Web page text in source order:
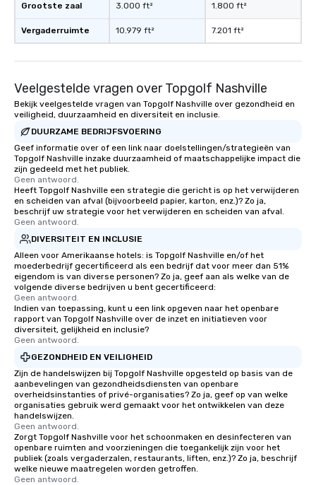
Grootste zaal
Vergaderruimte
3.000 ft²
10.979 ft²
1.800 ft²
7.201 ft²
Veelgestelde vragen over Topgolf Nashville
Bekijk veelgestelde vragen van Topgolf Nashville over gezondheid en
veiligheid, duurzaamheid en diversiteit en inclusie.
DUURZAME BEDRIJFSVOERING
Geef informatie over of een link naar doelstellingen/strategieën van
Topgolf Nashville inzake duurzaamheid of maatschappelijke impact die
zijn gedeeld met het publiek.
Geen antwoord.
Heeft Topgolf Nashville een strategie die gericht is op het verwijderen
en scheiden van afval (bijvoorbeeld papier, karton, enz.)? Zo ja,
beschrijf uw strategie voor het verwijderen en scheiden van afval.
Geen antwoord.
DIVERSITEIT EN INCLUSIE
Alleen voor Amerikaanse hotels: is Topgolf Nashville en/of het
moederbedrijf gecertificeerd als een bedrijf dat voor meer dan 51%
eigendom is van diverse personen? Zo ja, geef aan als welke van de
volgende diverse bedrijven u bent gecertificeerd:
Geen antwoord.
Indien van toepassing, kunt u een link opgeven naar het openbare
rapport van Topgolf Nashville over de inzet en initiatieven voor
diversiteit, gelijkheid en inclusie?
Geen antwoord.
GEZONDHEID EN VEILIGHEID
Zijn de handelswijzen bij Topgolf Nashville opgesteld op basis van de
aanbevelingen van gezondheidsdiensten van openbare
overheidsinstanties of privé-organisaties? Zo ja, geef op van welke
organisaties gebruik werd gemaakt voor het ontwikkelen van deze
handelswijzen.
Geen antwoord.
Zorgt Topgolf Nashville voor het schoonmaken en desinfecteren van
openbare ruimten and voorzieningen die toegankelijk zijn voor het
publiek (zoals vergaderzalen, restaurants, liften, enz.)? Zo ja, beschrijf
welke nieuwe maatregelen worden getroffen.
Geen antwoord.